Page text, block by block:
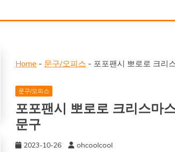
Home - 문구/오피스 - 포포팬시 뽀로로 크리
문구/오피스
포포팬시 뽀로로 크리스마
문구
2023-10-26 ohcoolcool